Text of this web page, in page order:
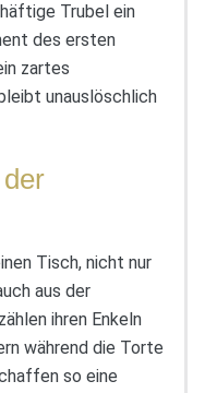
Trubel ein
des ersten
zartes
unauslöschlich
Tisch, nicht nur
aus der
ihren Enkeln
während die Torte
so eine